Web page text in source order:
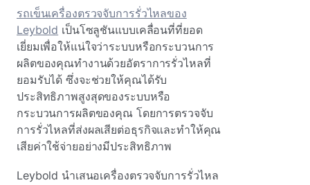
รถเข็นเครื่องตรวจจับการรั่วไหลของ
Leybold เป็นโซลูชันแบบเคลื่อนที่ที่ยอด
เยี่ยมเพื่อให้แน่ใจว่าระบบหรือกระบวนการ
ผลิตของคุณทํางานด้วยอัตราการรั่วไหลที่
ยอมรับได้ ซึ่งจะช่วยให้คุณได้รับ
ประสิทธิภาพสูงสุดของระบบหรือ
กระบวนการผลิตของคุณ โดยการตรวจจับ
การรั่วไหลที่ส่งผลเสียต่อธุรกิจและทําให้คุณ
เสียค่าใช้จ่ายอย่างมีประสิทธิภาพ
Leybold นําเสนอเครื่องตรวจจับการรั่วไหล